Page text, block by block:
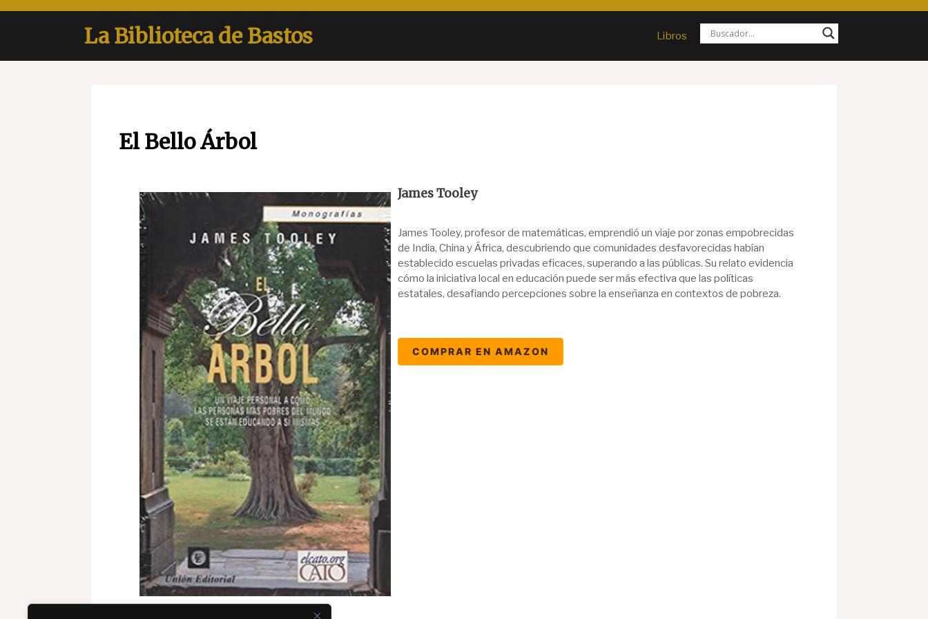
La Biblioteca de Bastos Libros
El Bello Árbol
James Tooley
James Tooley, profesor de matemáticas, emprendió un viaje por zonas empobrecidas
de India, China y África, descubriendo que comunidades desfavorecidas habían
establecido escuelas privadas eficaces, superando a las públicas. Su relato evidencia
cómo la iniciativa local en educación puede ser más efectiva que las políticas
estatales, desafiando percepciones sobre la enseñanza en contextos de pobreza.
COMPRAR EN AMAZON